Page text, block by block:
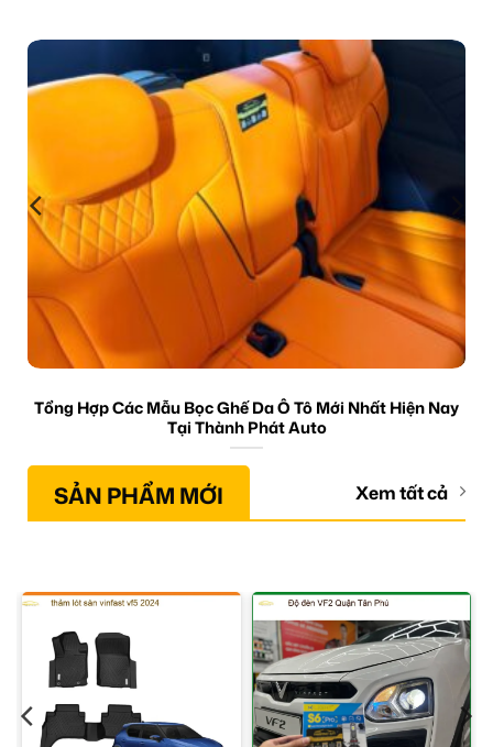
Tổng Hợp Các Mẫu Bọc Ghế Da Ô Tô Mới Nhất Hiện Nay
Tại Thành Phát Auto
SẢN PHẨM MỚI Xem tất cả